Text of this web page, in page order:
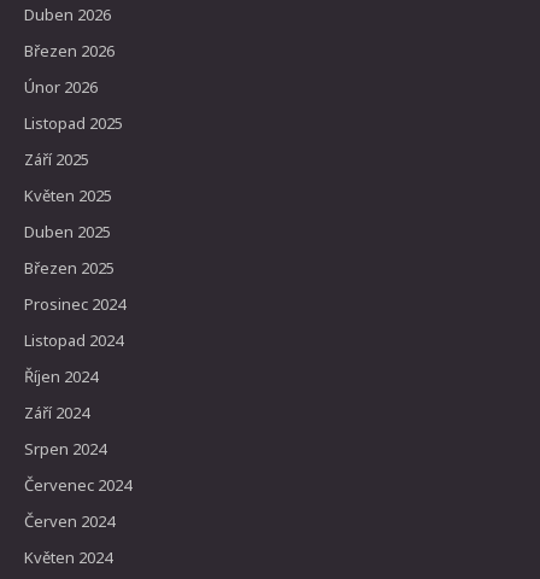
Duben 2026
Březen 2026
Únor 2026
Listopad 2025
Září 2025
Květen 2025
Duben 2025
Březen 2025
Prosinec 2024
Listopad 2024
Říjen 2024
Září 2024
Srpen 2024
Červenec 2024
Červen 2024
Květen 2024